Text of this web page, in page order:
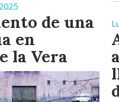
de una
en
la Vera